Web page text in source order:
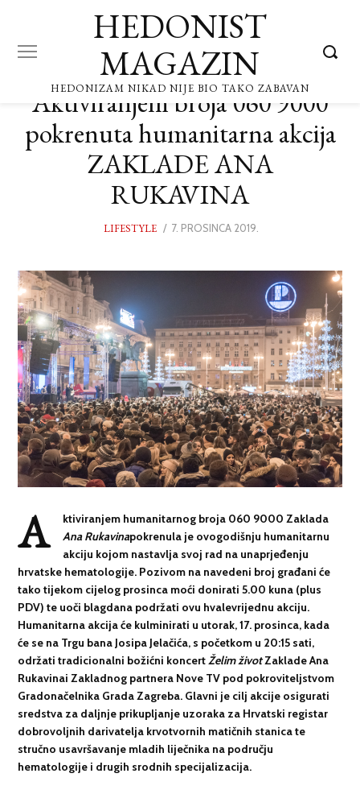
HEDONIST
MAGAZIN
HEDONIZAM NIKAD NIJE BIO TAKO ZABAVAN
Aktiviranjem broja 060 9000
pokrenuta humanitarna akcija
ZAKLADE ANA
RUKAVINA
LIFESTYLE
POSTED
7. PROSINCA 2019.
A
ktiviranjem humanitarnog broja 060 9000 Zaklada
Ana Rukavinapokrenula je ovogodišnju humanitarnu
akciju kojom nastavlja svoj rad na unaprjeđenju
hrvatske hematologije. Pozivom na navedeni broj građani će
tako tijekom cijelog prosinca moći donirati 5.00 kuna (plus
PDV) te uoči blagdana podržati ovu hvalevrijednu akciju.
Humanitarna akcija će kulminirati u utorak, 17. prosinca, kada
će se na Trgu bana Josipa Jelačića, s početkom u 20:15 sati,
održati tradicionalni božićni koncertŽelim životZaklade Ana
Rukavinai Zakladnog partnera Nove TV pod pokroviteljstvom
Gradonačelnika Grada Zagreba. Glavni je cilj akcije osigurati
sredstva za daljnje prikupljanje uzoraka za Hrvatski registar
dobrovoljnih darivatelja krvotvornih matičnih stanica te
stručno usavršavanje mladih liječnika na području
hematologije i drugih srodnih specijalizacija.